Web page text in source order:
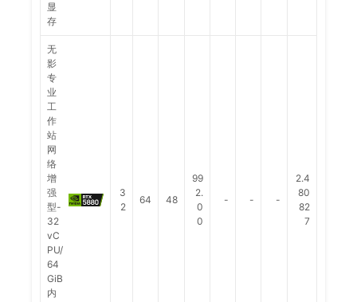
显
存
无
影
专
业
工
作
站
网
络
增
强
型-
32
vC
PU/
64
GiB
内
3
2
64 48
99
2.
0
0
- - -
2.4
80
82
7